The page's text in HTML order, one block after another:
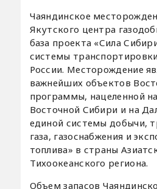
Чаяндинское
Якутского центра
база проекта «Сила
системы
России. Месторождение
важнейших объектов
программы, нацеленной
Восточной Сибири и на
единой системы добычи,
газа, газоснабжения и
топлива» в страны
Тихоокеанского региона.
Объем запасов